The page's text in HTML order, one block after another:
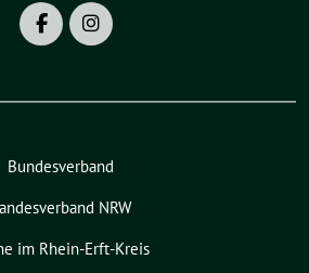
Bundesverband
NRW
im Rhein-Erft-Kreis